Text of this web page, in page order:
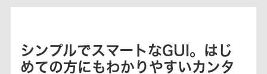
シンプルでスマートなGUI。はじ
めての方にもわかりやすいカンタ